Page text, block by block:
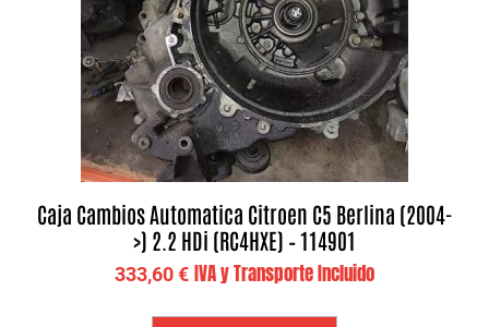
Caja Cambios Automatica Citroen C5 Berlina (2004-
>) 2.2 HDi (RC4HXE) – 114901
333,60€ IVA y Transporte Incluido